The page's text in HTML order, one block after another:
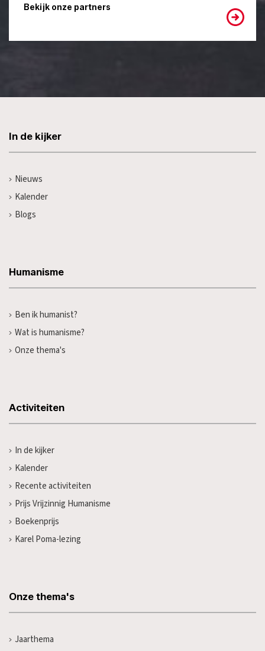
Bekijk onze partners
In de kijker
Nieuws
Kalender
Blogs
Humanisme
Ben ik humanist?
Wat is humanisme?
Onze thema's
Activiteiten
In de kijker
Kalender
Recente activiteiten
Prijs Vrijzinnig Humanisme
Boekenprijs
Karel Poma-lezing
Onze thema's
Jaarthema